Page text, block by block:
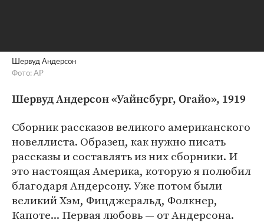
Шервуд Андерсон
Фото: AP
Шервуд Андерсон «Уайнсбург, Огайо», 1919
Сборник рассказов великого американского
новеллиста. Образец, как нужно писать
рассказы и составлять из них сборники. И
это настоящая Америка, которую я полюбил
благодаря Андерсону. Уже потом были
великий Хэм, Фицджеральд, Фолкнер,
Капоте... Первая любовь — от Андерсона.